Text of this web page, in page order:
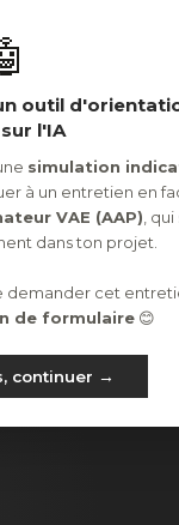
outil
l'IA
simulation
à un entretien en
VAE (AAP) ,
dans ton projet.
demander cet
de formulaire 😊
continuer →
Et si